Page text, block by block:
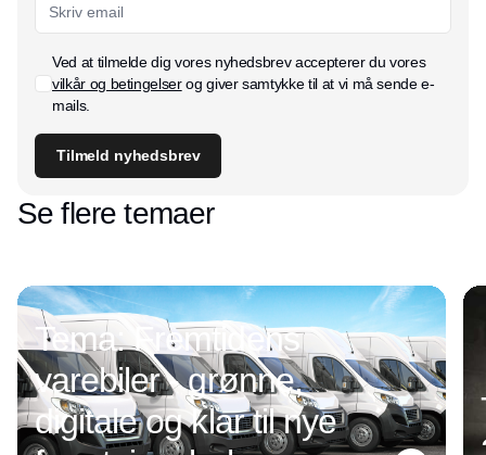
Ved at tilmelde dig vores nyhedsbrev accepterer du vores
vilkår og betingelserog giver samtykke til at vi må sende e-
mails.
Tilmeld nyhedsbrev
Se flere temaer
Tema: Fremtidens
varebiler - grønne,
digitale og klar til nye